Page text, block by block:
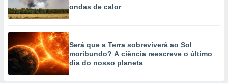
ondas de calor
Será que a Terra sobreviverá ao Sol
moribundo? A ciência reescreve o último
dia do nosso planeta